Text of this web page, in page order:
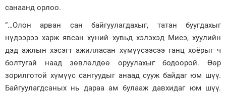
санаанд орлоо.
“…Олон арван сан байгуулагдахыг, татан буугдахыг
нүдээрээ харж явсан хүний хувьд хэлэхэд Миеэ, хуулийн
дэд ажлын хэсэгт ажилласан хүмүүсээсээ ганц хоёрыг ч
болтугай наад зөвлөлдөө оруулахыг бодоорой. Өөр
зорилготой хүмүүс сангуудыг анаад сууж байдаг юм шүү.
Байгуулагдсаных нь дараа ам булааж давхидаг юм шүү.